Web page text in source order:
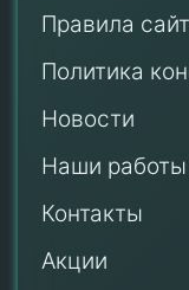
Правила
Политика
Новости
Наши работы
Контакты
Акции